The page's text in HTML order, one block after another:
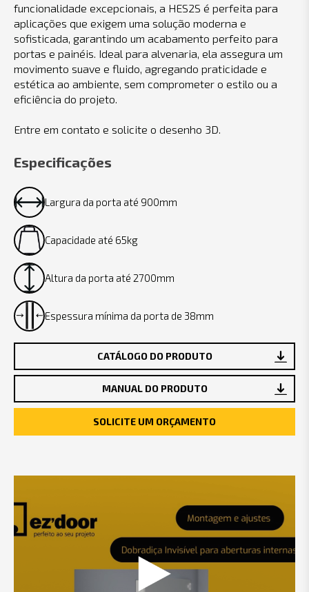
funcionalidade excepcionais, a HES2S é perfeita para
aplicações que exigem uma solução moderna e
sofisticada, garantindo um acabamento perfeito para
portas e painéis. Ideal para alvenaria, ela assegura um
movimento suave e fluido, agregando praticidade e
estética ao ambiente, sem comprometer o estilo ou a
eficiência do projeto.
Entre em contato e solicite o desenho 3D.
Especificações
Largura da porta até 900mm
Capacidade até 65kg
Altura da porta até 2700mm
Espessura mínima da porta de 38mm
CATÁLOGO DO PRODUTO
MANUAL DO PRODUTO
SOLICITE UM ORÇAMENTO